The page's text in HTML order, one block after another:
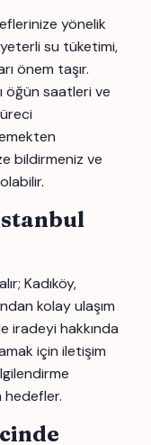
yönelik
su tüketimi,
önem taşır.
öğün saatleri ve
bildirmeniz ve
Kadıköy,
kolay ulaşım
iradeyi hakkında
için iletişim
hedefler.